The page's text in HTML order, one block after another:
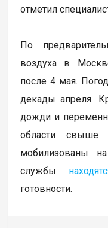
отметил
По
воздуха в
после 4 мая.
декады апреля.
дожди и
области свыше
мобилизованы
службы
готовности.